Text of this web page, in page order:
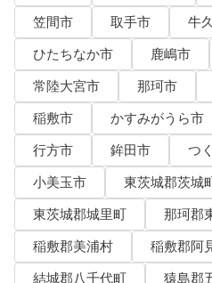
笠間市
取手市 牛
ひたちなか市
鹿嶋市
常陸大宮市
那珂市
稲敷市
かすみがうら市
行方市
鉾田市
つ
小美玉市
東茨城郡茨城
東茨城郡城里町
那珂郡
稲敷郡美浦村
稲敷郡阿
結城郡八千代町
猿島郡